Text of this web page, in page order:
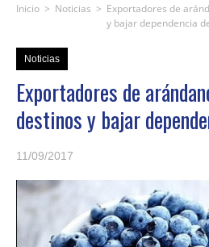
Inicio > Noticias > Exportadores de
y bajar dependencia
Noticias
Exportadores de
destinos y bajar
11/09/2017